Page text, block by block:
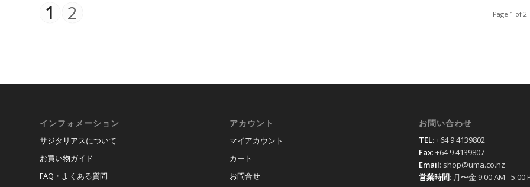
Page 1 of 2
1 2
インフォメーション
サジタリアスについて
お買い物ガイド
FAQ・よくある質問
アカウント
マイアカウント
カート
お問合せ
お問い合わせ
TEL: +64 9 4139802
Fax: +64 9 4139807
Email: shop@uma.co.nz
営業時間: 月〜金 9:00 AM - 5:00